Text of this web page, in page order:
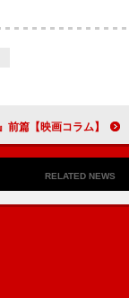
【映画コラム】果たして前後篇にする必要があったのか…『あゝ、荒野』前篇
RELATED NEWS